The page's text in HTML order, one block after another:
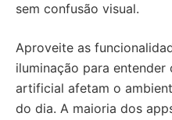
sem confusão visual.
Aproveite as
iluminação para
artificial afetam o
do dia. A maioria dos